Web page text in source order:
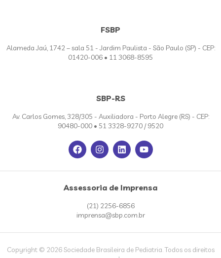
FSBP
Alameda Jaú, 1742 – sala 51 - Jardim Paulista - São Paulo (SP) - CEP:
01420-006 • 11 3068-8595
SBP-RS
Av. Carlos Gomes, 328/305 - Auxiliadora - Porto Alegre (RS) - CEP:
90480-000 • 51 3328-9270 / 9520
Assessoria de Imprensa
(21) 2256-6856
imprensa@sbp.com.br
Copyright © 2026 Sociedade Brasileira de Pediatria. Todos os direitos